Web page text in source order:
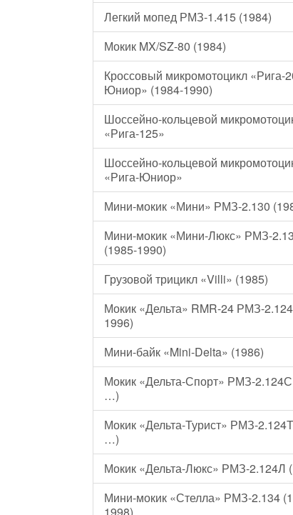
Легкий мопед РМЗ-1.415 (1984)
Мокик MX/SZ-80 (1984)
Кроссовый микромотоцикл «Рига-
Юниор» (1984-1990)
Шоссейно-кольцевой
«Рига-125»
Шоссейно-кольцевой
«Рига-Юниор»
Мини-мокик «Мини» РМЗ-2.130
Мини-мокик «Мини-Люкс» РМЗ-
(1985-1990)
Грузовой трицикл «Villi» (1985)
Мокик «Дельта» RMR-24 РМЗ-
1996)
Мини-байк «Mini-Delta» (1986)
Мокик «Дельта-Спорт» РМЗ-
…)
Мокик «Дельта-Турист» РМЗ-
…)
Мокик «Дельта-Люкс» РМЗ-2.124Л
Мини-мокик «Стелла» РМЗ-2.134